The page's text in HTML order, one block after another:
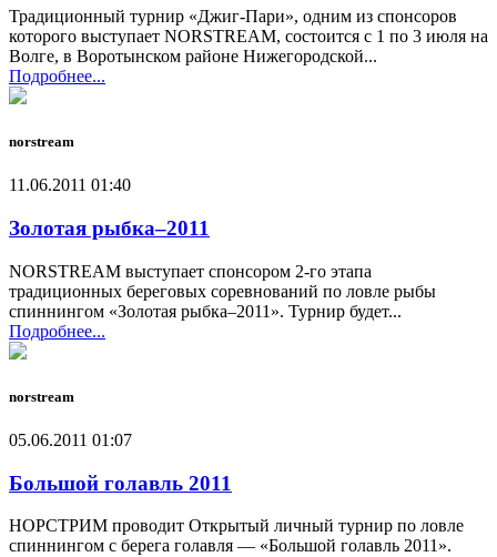
Традиционный турнир «Джиг-Пари», одним из спонсоров
которого выступает NORSTREAM, состоится с 1 по 3 июля на
Волге, в Воротынском районе Нижегородской...
Подробнее...
norstream
11.06.2011 01:40
Золотая рыбка–2011
NORSTREAM выступает спонсором 2-го этапа
традиционных береговых соревнований по ловле рыбы
спиннингом «Золотая рыбка–2011». Турнир будет...
Подробнее...
norstream
05.06.2011 01:07
Большой голавль 2011
НОРСТРИМ проводит Открытый личный турнир по ловле
спиннингом с берега голавля — «Большой голавль 2011».